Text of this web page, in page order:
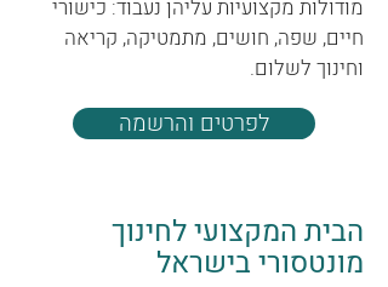
מודולות מקצועיות עליהן נעבוד: כישורי
חיים, שפה, חושים, מתמטיקה, קריאה
וחינוך לשלום.
לפרטים והרשמה
הבית המקצועי לחינוך
מונטסורי בישראל